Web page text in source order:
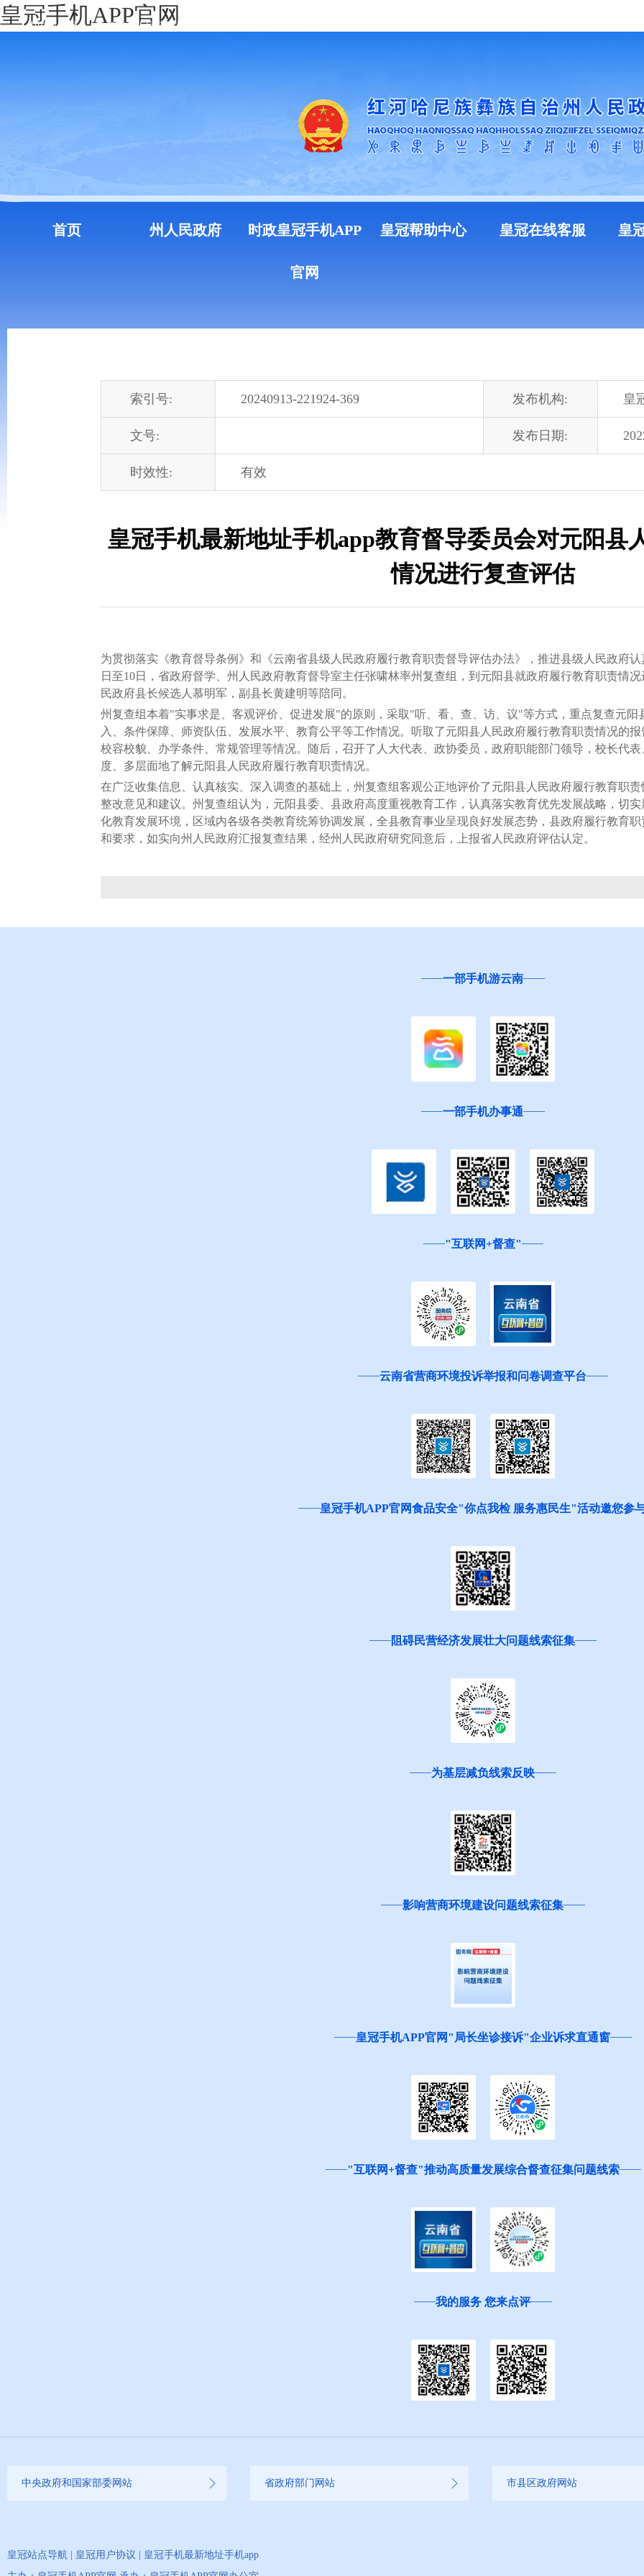
皇冠手机APP官网
中国政府网 云南省人民政府门户网站
首页 州人民政府 时政皇冠手机APP
官网
皇冠帮助中心 皇冠在线客服 皇
索引号: 20240913-221924-369 发布机构: 皇
文号: 发布日期:
时效性: 有效
皇冠手机最新地址手机app教育督导委员会对元阳县
情况进行复查评估
为贯彻落实《教育督导条例》和《云南省县级人民政府履行教育职责督导评估办法》，推进县级人民政府
日至10日，省政府督学、州人民政府教育督导室主任张啸林率州复查组，到元阳县就政府履行教育职责情
民政府县长候选人慕明军，副县长黄建明等陪同。
州复查组本着"实事求是、客观评价、促进发展"的原则，采取"听、看、查、访、议"等方式，重点复查元
入、条件保障、师资队伍、发展水平、教育公平等工作情况。听取了元阳县人民政府履行教育职责情况的
校容校貌、办学条件、常规管理等情况。随后，召开了人大代表、政协委员，政府职能部门领导，校长代
度、多层面地了解元阳县人民政府履行教育职责情况。
在广泛收集信息、认真核实、深入调查的基础上，州复查组客观公正地评价了元阳县人民政府履行教育职
整改意见和建议。州复查组认为，元阳县委、县政府高度重视教育工作，认真落实教育优先发展战略，切
化教育发展环境，区域内各级各类教育统筹协调发展，全县教育事业呈现良好发展态势，县政府履行教育
和要求，如实向州人民政府汇报复查结果，经州人民政府研究同意后，上报省人民政府评估认定。
一部手机游云南
一部手机办事通
"互联网+督查"
云南省营商环境投诉举报和问卷调查平台
皇冠手机APP官网食品安全"你点我检 服务惠民生"活动邀您参
阻碍民营经济发展壮大问题线索征集
为基层减负线索反映
影响营商环境建设问题线索征集
皇冠手机APP官网"局长坐诊接诉"企业诉求直通窗
"互联网+督查"推动高质量发展综合督查征集问题线索
我的服务 您来点评
中央政府和国家部委网站 省政府部门网站 市县区政府网站
皇冠站点导航 皇冠用户协议
皇冠手机最新地址手机app